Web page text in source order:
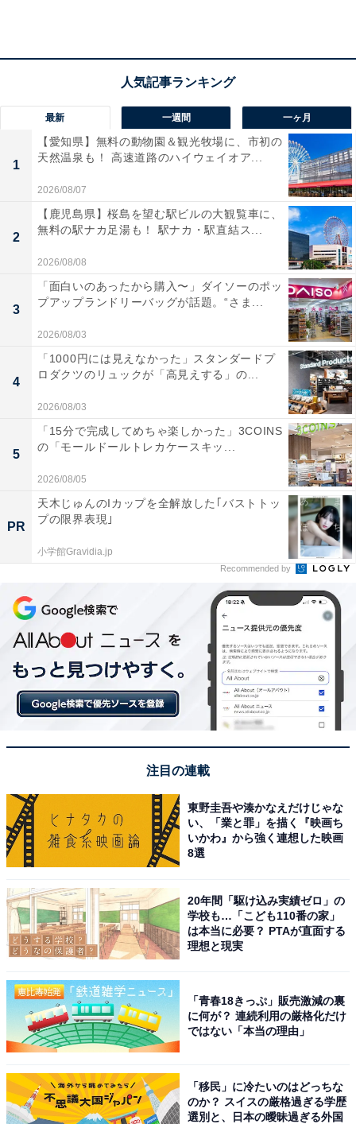
1
最新 一週間 一ヶ月
1
【愛知県】無料の動物園＆観光牧場に、市初の
天然温泉も！ 高速道路のハイウェイオア...
2026/08/07
2
【鹿児島県】桜島を望む駅ビルの大観覧車に、
無料の駅ナカ足湯も！ 駅ナカ・駅直結ス...
2026/08/08
3
「面白いのあったから購入〜」ダイソーのポッ
プアップランドリーバッグが話題。“さま...
2026/08/03
4
「1000円には見えなかった」スタンダードプ
ロダクツのリュックが「高見えする」の...
2026/08/03
5
「15分で完成してめちゃ楽しかった」3COINS
の「モールドールトレカケースキッ...
2026/08/05
PR
天木じゅんのIカップを全解放した｢バストトッ
プの限界表現｣
小学館Gravidia.jp
Recommended by
注目の連載
東野圭吾や湊かなえだけじゃな
い、「業と罪」を描く『映画ち
いかわ』から強く連想した映画
8選
20年間「駆け込み実績ゼロ」の
学校も…「こども110番の家」
は本当に必要？ PTAが直面する
理想と現実
「青春18きっぷ」販売激減の裏
に何が？ 連続利用の厳格化だけ
ではない「本当の理由」
「移民」に冷たいのはどっちな
のか？ スイスの厳格過ぎる学歴
選別と、日本の曖昧過ぎる外国